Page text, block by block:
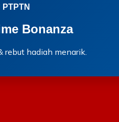
PTPTN
Bonanza
rebut hadiah menarik.